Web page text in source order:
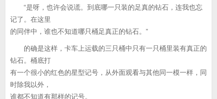
“是呀，也许会说谎。到底哪一只装的足真的钻石，连我也忘
记了。在这里
的同伴中，谁也不知道哪只桶足真正的钻石。”
的确是这样，卡车上运载的三只桶中只有一只桶里装有真正的
钻石。桶底打
有一个很小的红色的星型记号，从外面观看与其他同一模一样，同
时除我以外，
谁都不知道有那样的记号。